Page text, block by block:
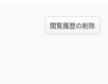
閲覧履歴の削除